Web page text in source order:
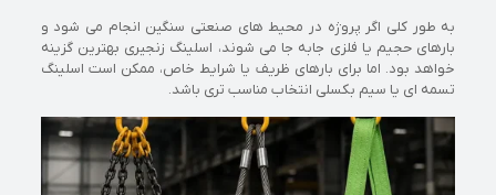
به طور کلی اگر پروژه در محیط های صنعتی سنگین انجام می شود و
بارهای حجیم یا فلزی جابه جا می شوند، اسلینگ زنجیری بهترین گزینه
خواهد بود. اما برای بارهای ظریف یا شرایط خاص، ممکن است اسلینگ
تسمه ای یا سیم بکسلی انتخاب مناسب تری باشد.